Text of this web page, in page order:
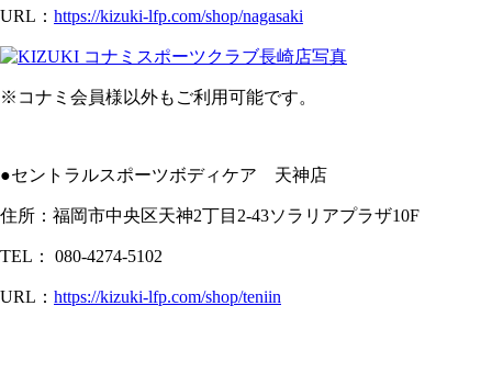
URL： https://kizuki-lfp.com/shop/nagasaki
※コナミ会員様以外もご利用可能です。
●セントラルスポーツボディケア 天神店
住所：福岡市中央区天神2丁目2-43ソラリアプラザ10F
TEL： 080-4274-5102
URL： https://kizuki-lfp.com/shop/teniin